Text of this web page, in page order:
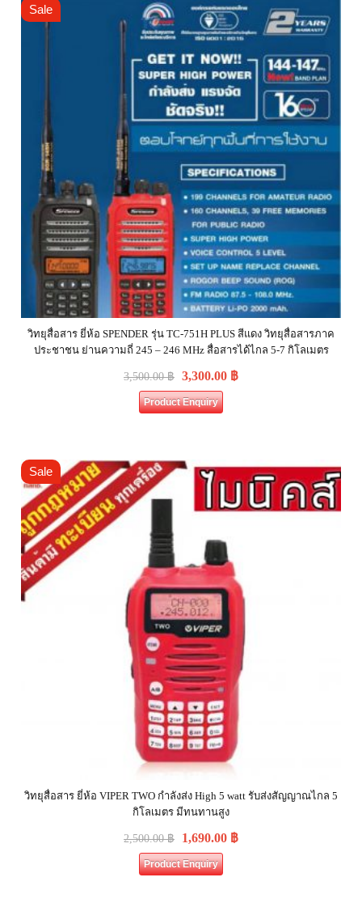
Sale
วิทยุสื่อสาร ยี่ห้อ SPENDER รุ่น TC-751H PLUS สีแดง วิทยุสื่อสารภาค
ประชาชน ย่านความถี่ 245 – 246 MHz สื่อสารได้ไกล 5-7 กิโลเมตร
3,500.00฿ 3,300.00 ฿
Product Enquiry
Sale
วิทยุสื่อสาร ยี่ห้อ VIPER TWO กำลังส่ง High 5 watt รับส่งสัญญาณไกล 5
กิโลเมตร มีทนทานสูง
2,500.00฿ 1,690.00 ฿
Product Enquiry